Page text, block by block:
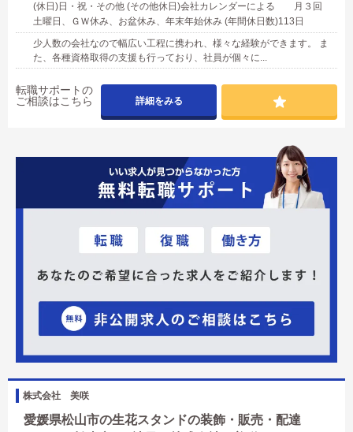
(休日)日・祝・その他 (その他休日)会社カレンダーによる 月３回
土曜日、ＧＷ休み、お盆休み、年末年始休み (年間休日数)113日
少人数の会社なので幅広い工程に携われ、様々な経験ができます。 ま
た、各種資格取得の支援も行っており、社員が個々に...
転職サポートの
ご相談はこちら
詳細をみる
株式会社 美咲
愛媛県松山市の生花スタンドの装飾・販売・配達